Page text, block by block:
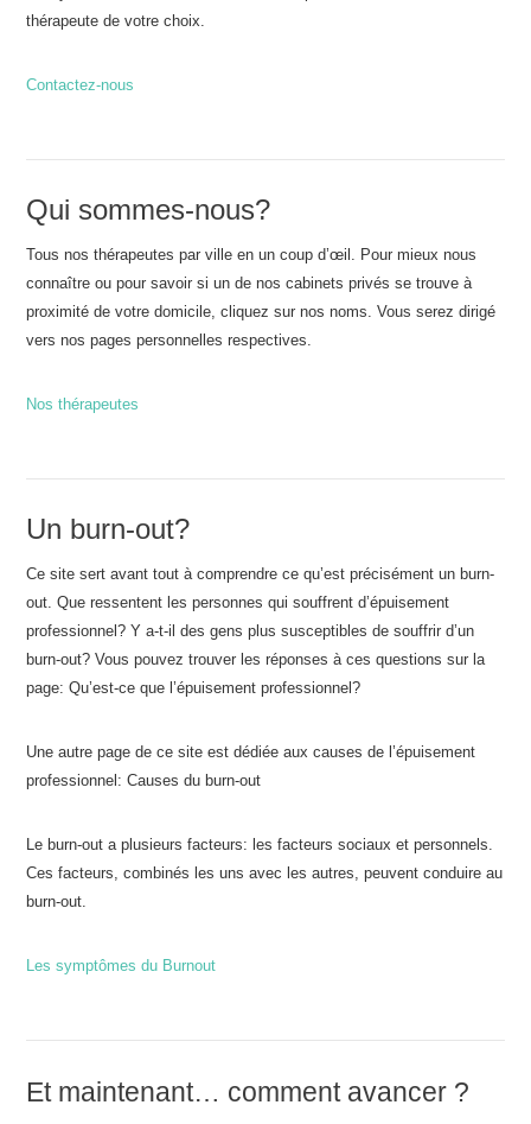
thérapeute de votre choix.
Contactez-nous
Qui sommes-nous?
Tous nos thérapeutes par ville en un coup d’œil. Pour mieux nous
connaître ou pour savoir si un de nos cabinets privés se trouve à
proximité de votre domicile, cliquez sur nos noms. Vous serez dirigé
vers nos pages personnelles respectives.
Nos thérapeutes
Un burn-out?
Ce site sert avant tout à comprendre ce qu’est précisément un burn-
out. Que ressentent les personnes qui souffrent d’épuisement
professionnel? Y a-t-il des gens plus susceptibles de souffrir d’un
burn-out? Vous pouvez trouver les réponses à ces questions sur la
page: Qu’est-ce que l’épuisement professionnel?
Une autre page de ce site est dédiée aux causes de l’épuisement
professionnel: Causes du burn-out
Le burn-out a plusieurs facteurs: les facteurs sociaux et personnels.
Ces facteurs, combinés les uns avec les autres, peuvent conduire au
burn-out.
Les symptômes du Burnout
Et maintenant… comment avancer ?